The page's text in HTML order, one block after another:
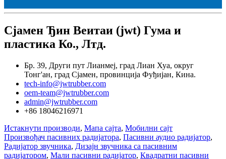
Сјамен Ђин Веитаи (jwt) Гума и
пластика Ко., Лтд.
Бр. 39, Други пут Лианмеј, град Лиан Хуа, округ
Тонг'ан, град Сјамен, провинција Фуђијан, Кина.
tech-info@jwtrubber.com
oem-team@jwtrubber.com
admin@jwtrubber.com
+86 18046216971
Истакнути производи, Мапа сајта, Мобилни сајт
Произвођач пасивних радијатора, Пасивни аудио радијатор,
Радијатор звучника, Дизајн звучника са пасивним
радијатором, Мали пасивни радијатор, Квадратни пасивни